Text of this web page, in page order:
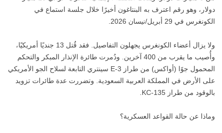
دولار، وهو رقم اعترف به البنتاغون أخيرًا خلال جلسة استماع في
الكونغرس في 29 أبريل/نيسان 2026.
ولا يزال أعضاء الكونغرس يجهلون التفاصيل. فقد قُتل 13 جنديًا أمريكيًا،
وأُصيب ما يقرب من 400 آخرين. ودُمرت طائرة الإنذار المبكر والتحكم
المحمول جوًا (أواكس) من طراز E-3 سينتري التابعة لسلاح الجو الأمريكي
على الأرض في المملكة العربية السعودية. وتضررت عدة طائرات تزويد
بالوقود من طراز KC-135.
وماذا عن حالة القواعد العسكرية؟